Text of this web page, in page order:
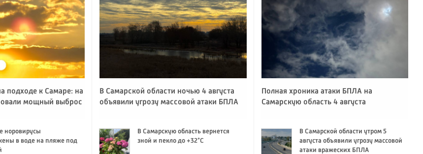
подходе к Самаре: на
мощный выброс
норовирусы
в воде на пляже под
В Самарской области ночью 4 августа
объявили угрозу массовой атаки БПЛА
В Самарскую область вернется
зной и пекло до +32°C
Полная хроника атаки БПЛА на
Самарскую область 4 августа
В Самарской области утром 5
августа объявили угрозу массовой
атаки вражеских БПЛА